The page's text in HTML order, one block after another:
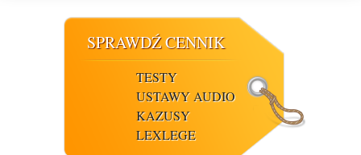
SPRAWDŹ CENNIK
TESTY
USTAWY AUDIO
KAZUSY
LEXLEGE